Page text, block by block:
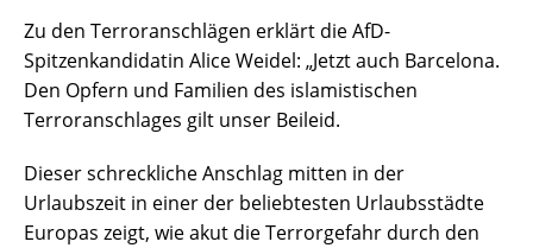
Zu den Terroranschlägen erklärt die AfD-
Spitzenkandidatin Alice Weidel: „Jetzt auch Barcelona.
Den Opfern und Familien des islamistischen
Terroranschlages gilt unser Beileid.
Dieser schreckliche Anschlag mitten in der
Urlaubszeit in einer der beliebtesten Urlaubsstädte
Europas zeigt, wie akut die Terrorgefahr durch den